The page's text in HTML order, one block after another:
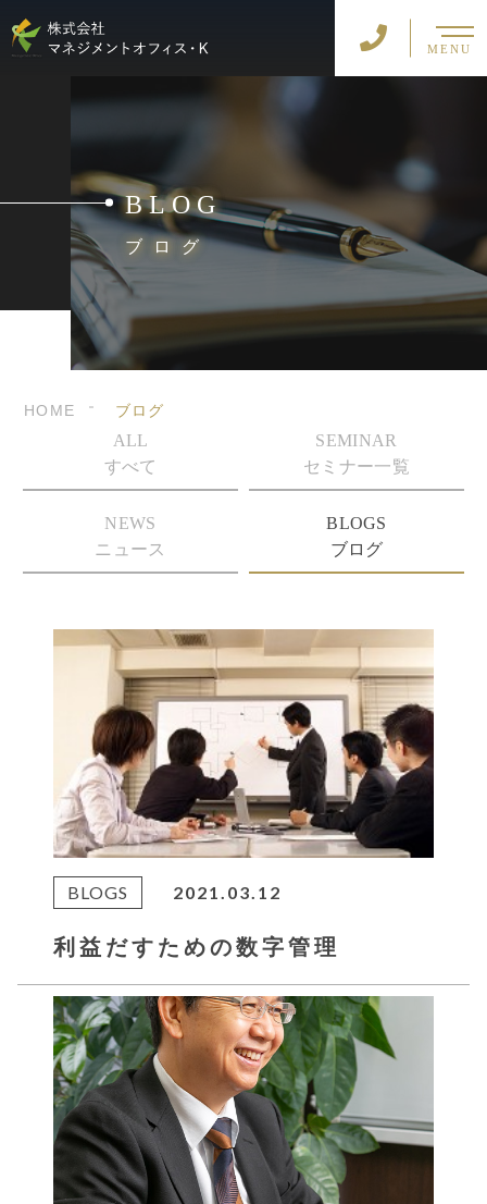
MENU
BLOG
ブログ
HOME ブログ
ALL
すべて
SEMINAR
セミナー一覧
NEWS
ニュース
BLOGS
ブログ
BLOGS 2021.03.12
利益だすための数字管理